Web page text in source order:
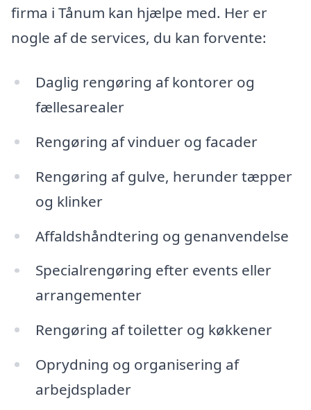
firma i Tånum kan hjælpe med. Her er
nogle af de services, du kan forvente:
Daglig rengøring af kontorer og
fællesarealer
Rengøring af vinduer og facader
Rengøring af gulve, herunder tæpper
og klinker
Affaldshåndtering og genanvendelse
Specialrengøring efter events eller
arrangementer
Rengøring af toiletter og køkkener
Oprydning og organisering af
arbejdsplader